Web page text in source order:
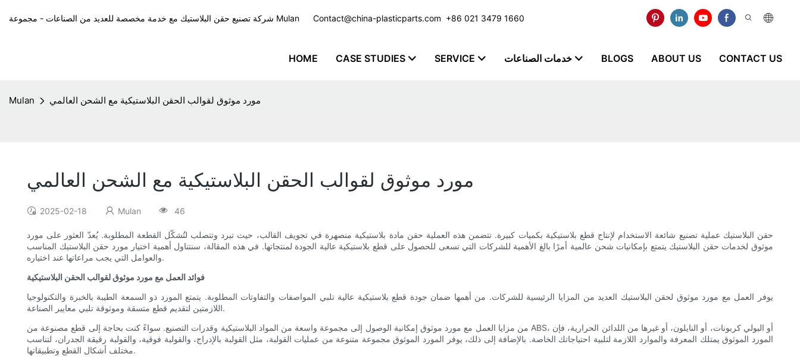
شركة تصنيع حقن البلاستيك مع خدمة مخصصة للعديد من الصناعات - مجموعة Mulan Contact@china-plasticparts.com ​​​​​​​ +86 021 3479 1660
HOME CASE STUDIES SERVICE خدمات الصناعات BLOGS ABOUT US CONTACT US
Mulan مورد موثوق لقوالب الحقن البلاستيكية مع الشحن العالمي
مورد موثوق لقوالب الحقن البلاستيكية مع الشحن العالمي
2025-02-18 Mulan 46
حقن البلاستيك عملية تصنيع شائعة الاستخدام لإنتاج قطع بلاستيكية بكميات كبيرة. تتضمن هذه العملية حقن مادة بلاستيكية منصهرة في تجويف القالب، حيث تبرد وتتصلب لتُشكّل القطعة المطلوبة. يُعدّ العثور على مورد
موثوق لخدمات حقن البلاستيك يتمتع بإمكانيات شحن عالمية أمرًا بالغ الأهمية للشركات التي تسعى للحصول على قطع بلاستيكية عالية الجودة لمنتجاتها. في هذه المقالة، سنتناول أهمية اختيار مورد حقن البلاستيك المناسب
والعوامل التي يجب مراعاتها عند اختياره.
فوائد العمل مع مورد موثوق لقوالب الحقن البلاستيكية
يوفر العمل مع مورد موثوق لحقن البلاستيك العديد من المزايا الرئيسية للشركات. من أهمها ضمان جودة قطع بلاستيكية عالية تلبي المواصفات والتفاوتات المطلوبة. يتمتع المورد ذو السمعة الطيبة بالخبرة والتكنولوجيا
اللازمتين لتقديم قطع متسقة وموثوقة تلبي معايير الصناعة.
من مزايا العمل مع مورد موثوق إمكانية الوصول إلى مجموعة واسعة من المواد البلاستيكية وقدرات التصنيع. سواءً كنت بحاجة إلى قطع مصنوعة من ABS، أو البولي كربونات، أو النايلون، أو غيرها من اللدائن الحرارية، فإن
المورد الموثوق يمتلك المعرفة والموارد اللازمة لتلبية احتياجاتك الخاصة. بالإضافة إلى ذلك، يوفر المورد الموثوق مجموعة متنوعة من عمليات القولبة، مثل القولبة بالإدراج، والقولبة فوقية، والقولبة رقيقة الجدران، لتناسب
مختلف أشكال القطع وتطبيقاتها.